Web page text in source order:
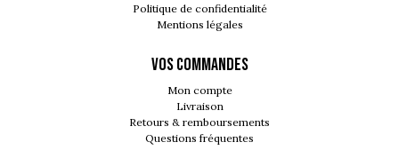
Politique de confidentialité
Mentions légales
VOS COMMANDES
Mon compte
Livraison
Retours & remboursements
Questions fréquentes